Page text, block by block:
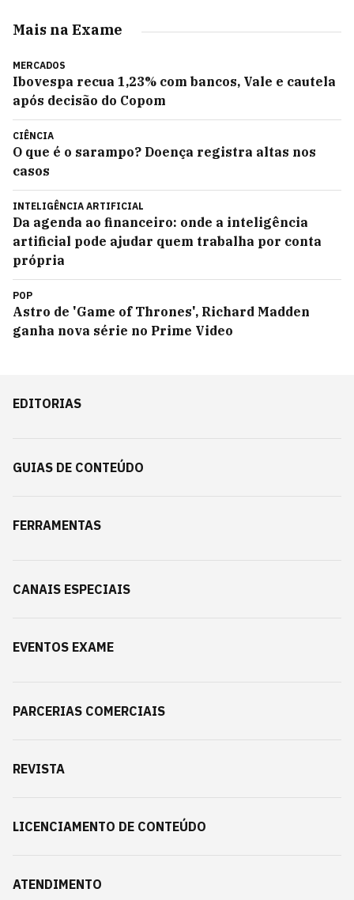
Mais na Exame
MERCADOS
Ibovespa recua 1,23% com bancos, Vale e cautela
após decisão do Copom
CIÊNCIA
O que é o sarampo? Doença registra altas nos
casos
INTELIGÊNCIA ARTIFICIAL
Da agenda ao financeiro: onde a inteligência
artificial pode ajudar quem trabalha por conta
própria
POP
Astro de 'Game of Thrones', Richard Madden
ganha nova série no Prime Video
EDITORIAS
GUIAS DE CONTEÚDO
FERRAMENTAS
CANAIS ESPECIAIS
EVENTOS EXAME
PARCERIAS COMERCIAIS
REVISTA
LICENCIAMENTO DE CONTEÚDO
ATENDIMENTO